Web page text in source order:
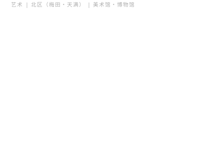
艺术 北区（梅田・天满） 美术馆・博物馆